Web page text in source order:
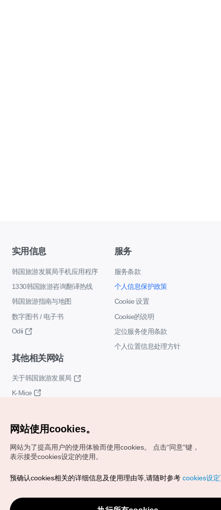
实用信息
韩国旅游发展局手机应用程序
1330韩国旅游咨询翻译热线
韩国旅游指南与地图
数字图书 / 电子书
Odii
服务
服务条款
个人信息保护政策
Cookie 设置
Cookie的说明
定位服务使用条款
个人位置信息处理方针
其他相关网站
关于韩国旅游发展局
K-Mice
Copyrights (c) 韩国旅游发展局版权所有
VISITKOREA官方邮箱
chnsim@knto.or.kr
网站使用cookies。
网站为了提高用户的使用体验而使用cookies。
点击“同意"键，
表示接受cookies设定的使用。
预确认cookies相关的详细信息及使用理由等,请随时参考 cookies设